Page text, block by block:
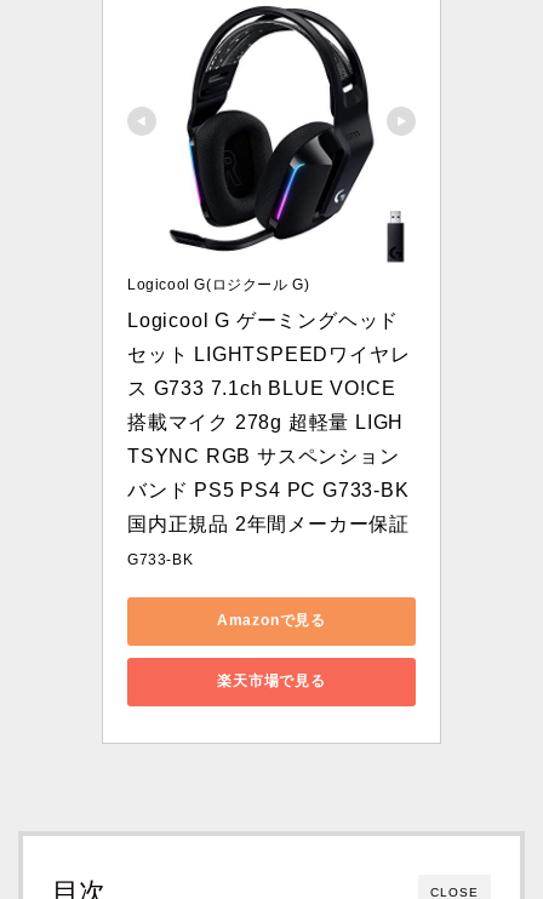
Logicool G(ロジクール G)
Logicool G ゲーミングヘッド
セット LIGHTSPEEDワイヤレ
ス G733 7.1ch BLUE VO!CE
搭載マイク 278g 超軽量 LIGH
TSYNC RGB サスペンション
バンド PS5 PS4 PC G733-BK
国内正規品 2年間メーカー保証
G733-BK
Amazonで見る
楽天市場で見る
CLOSE
目次